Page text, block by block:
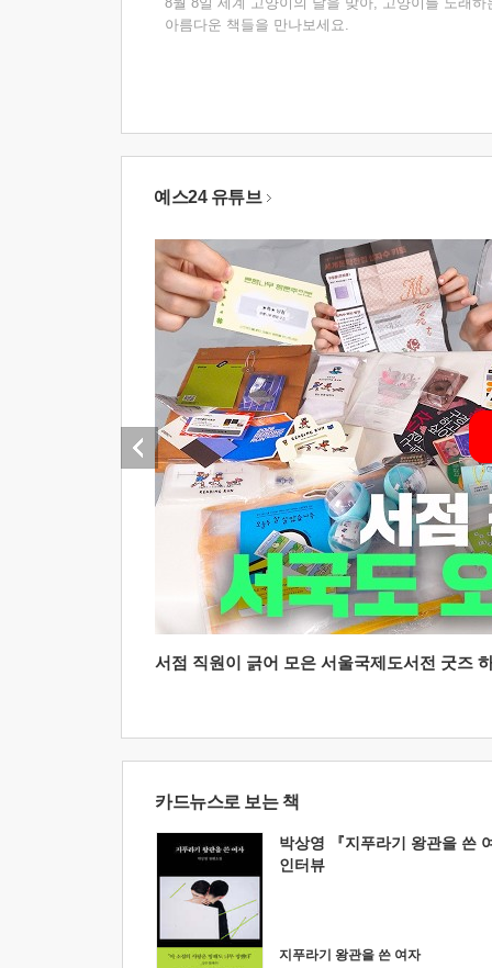
아름다운 책들을 만나보세요.
예스24 유튜브
서점 직원이 긁어 모은 서울국제도서전 굿즈
카드뉴스로 보는 책
박상영 『지푸라기 왕관을 쓴
인터뷰
지푸라기 왕관을 쓴 여자